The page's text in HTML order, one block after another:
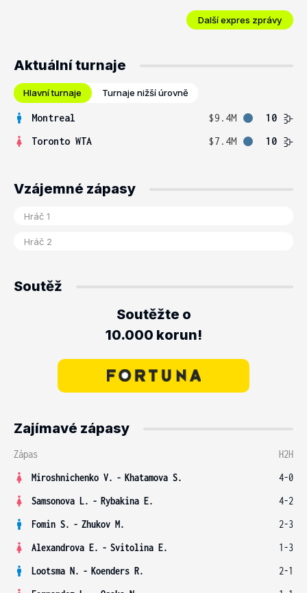
Další expres zprávy
Aktuální turnaje
Hlavní turnaje Turnaje nižší úrovně
Montreal $9.4M
10
Toronto WTA
$7.4M 10
Vzájemné zápasy
Soutěž
Soutěžte o
10.000 korun!
Zajímavé zápasy
Zápas
H2H
Miroshnichenko V. - Khatamova S.
4-0
Samsonova L. - Rybakina E.
4-2
Fomin S. - Zhukov M.
2-3
Alexandrova E. - Svitolina E.
1-3
Lootsma N. - Koenders R.
2-1